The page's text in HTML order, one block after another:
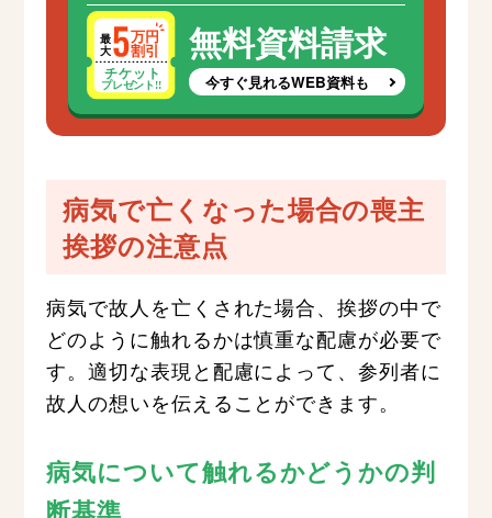
無料資料請求
今すぐ見れるWEB資料も
病気で亡くなった場合の喪主
挨拶の注意点
病気で故人を亡くされた場合、挨拶の中で
どのように触れるかは慎重な配慮が必要で
す。適切な表現と配慮によって、参列者に
故人の想いを伝えることができます。
病気について触れるかどうかの判
断基準